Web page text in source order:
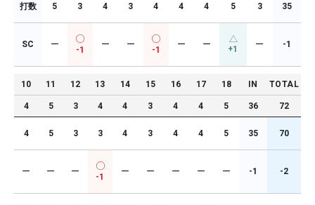
打数 5 3 4 3 4 4 4 5 3 35
SC ー
-1
ー ー
-1
ー ー +1 ー -1
10 11 12 13 14 15 16 17 18 IN TOTAL
4 5 3 4 4 3 4 4 5 36 72
4 5 3 3 4 3 4 4 5 35 70
ー ー ー
-1
ー ー ー ー ー -1 -2